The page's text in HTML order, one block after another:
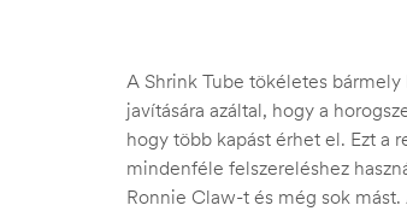
A Shrink Tube tökéletes
javítására azáltal, hogy a
hogy több kapást érhet el. Ezt a
mindenféle felszereléshez
Ronnie Claw-t és még sok